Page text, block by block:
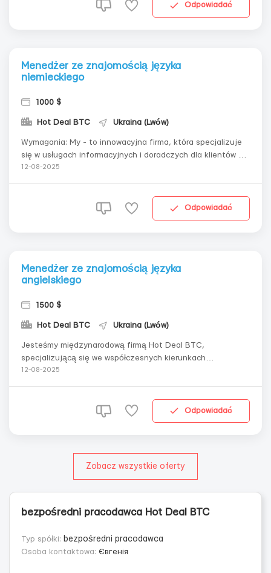
Odpowiadać
Menedżer ze znajomością języka
niemieckiego
1000 $
Hot Deal BTC Ukraina (Lwów)
Wymagania: My - to innowacyjna firma, która specjalizuje
się w usługach informacyjnych i doradczych dla klientów w
niszy analizy biznesowej i pomocy w prowadzeniu portfela
optymalizować ich pracę. W...
12-08-2025
Odpowiadać
Menedżer ze znajomością języka
angielskiego
1500 $
Hot Deal BTC Ukraina (Lwów)
Jesteśmy międzynarodową firmą Hot Deal BTC,
specjalizującą się we współczesnych kierunkach
aktualnych na poziomie europejskim.Nasza działalność
portfeli biznesowych.Jesteśmy otwarci na ro...
12-08-2025
Odpowiadać
Zobacz wszystkie oferty
bezpośredni pracodawca Hot Deal BTC
Typ spółki: bezpośredni pracodawca
Osoba kontaktowa: Євгенія